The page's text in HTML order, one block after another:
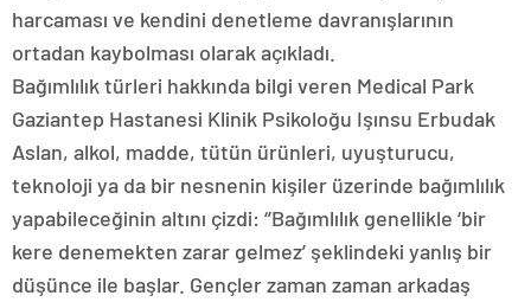
harcaması ve kendini denetleme davranışlarının
ortadan kaybolması olarak açıkladı.
Bağımlılık türleri hakkında bilgi veren Medical Park
Gaziantep Hastanesi Klinik Psikoloğu Işınsu Erbudak
Aslan, alkol, madde, tütün ürünleri, uyuşturucu,
teknoloji ya da bir nesnenin kişiler üzerinde bağımlılık
yapabileceğinin altını çizdi: ‘’Bağımlılık genellikle ‘bir
kere denemekten zarar gelmez’ şeklindeki yanlış bir
düşünce ile başlar. Gençler zaman zaman arkadaş